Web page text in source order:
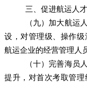
三、促进航运人
（九）加大航运
设， 对管理级、操作级
航运企业的经营管理人
（十）完善海员
提升，对首次考取管